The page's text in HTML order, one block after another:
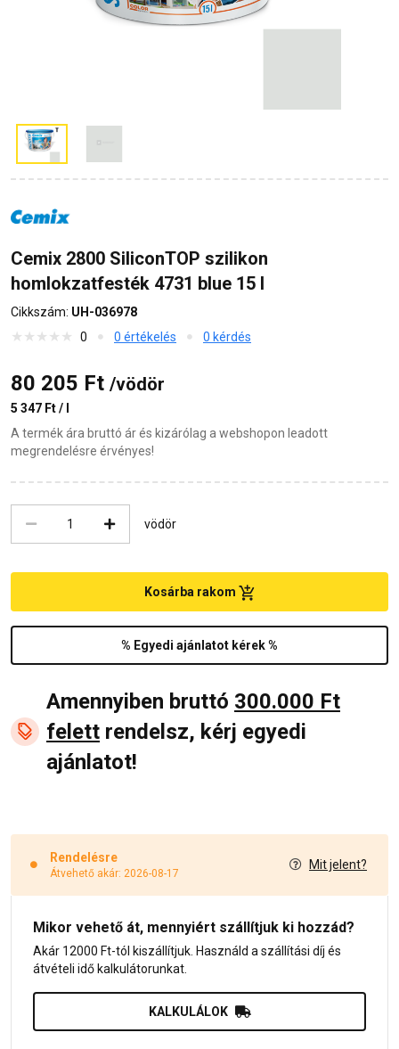
Cemix 2800 SiliconTOP szilikon
homlokzatfesték 4731 blue 15 l
Cikkszám: UH-036978
0
0 értékelés 0 kérdés
80 205 Ft /vödör
5 347 Ft / l
A termék ára bruttó ár és kizárólag a webshopon leadott
megrendelésre érvényes!
vödör
% Egyedi ajánlatot kérek %
Kosárba rakom
Amennyiben bruttó 300.000 Ft
felett rendelsz, kérj egyedi
ajánlatot!
Rendelésre
Átvehető akár: 2026-08-17
Mit jelent?
Mikor vehető át, mennyiért szállítjuk ki hozzád?
Akár 12000 Ft-tól kiszállítjuk. Használd a szállítási díj és
átvételi idő kalkulátorunkat.
KALKULÁLOK